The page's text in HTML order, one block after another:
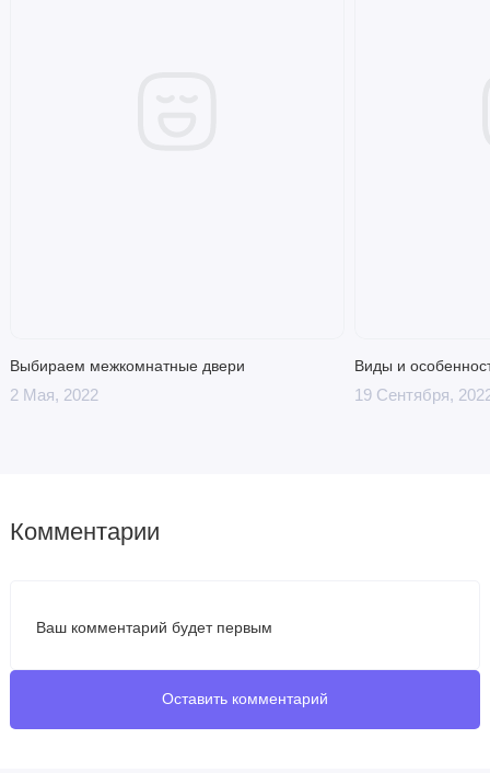
Выбираем межкомнатные двери
2 Мая, 2022
Виды и
19 Сентября,
Комментарии
Ваш комментарий будет первым
Оставить комментарий